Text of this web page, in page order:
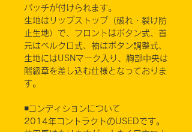
パッチが付けられます。
生地はリップストップ（破れ・裂け防
止生地）で、フロントはボタン式、首
元はベルクロ式、袖はボタン調整式、
生地にはUSNマーク入り、胸部中央は
階級章を差し込む仕様となっておりま
す。
◾️コンディションについて
2014年コントラクトのUSEDです。